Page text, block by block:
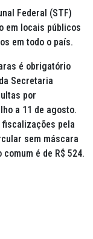
Federal (STF)
em locais públicos
em todo o país.
é obrigatório
Secretaria
por
a 11 de agosto.
fiscalizações pela
sem máscara
é de R$ 524.